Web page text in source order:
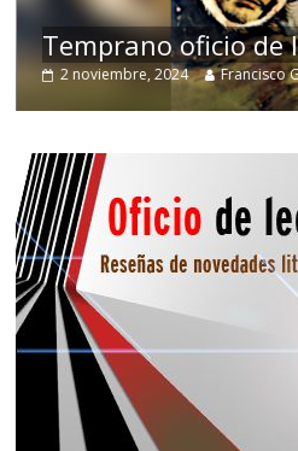
Temprano oficio de
2 noviembre, 2024 Francisco